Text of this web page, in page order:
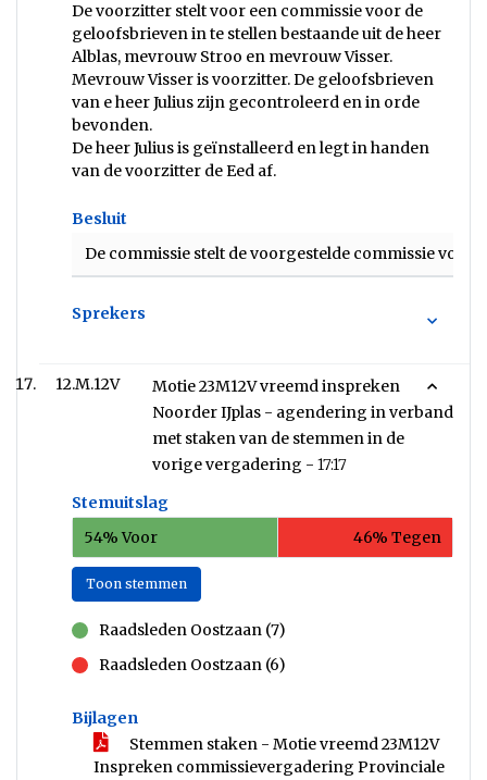
De voorzitter stelt voor een commissie voor de
geloofsbrieven in te stellen bestaande uit de heer
Alblas, mevrouw Stroo en mevrouw Visser.
Mevrouw Visser is voorzitter. De geloofsbrieven
van e heer Julius zijn gecontroleerd en in orde
bevonden.
De heer Julius is geïnstalleerd en legt in handen
van de voorzitter de Eed af.
Besluit
De commissie stelt de voorgestelde commissie voor
Sprekers
12.M.12V
Motie 23M12V vreemd inspreken
Noorder IJplas - agendering in verband
met staken van de stemmen in de
vorige vergadering - 17:17
Stemuitslag
54% Voor
46% Tegen
Toon stemmen
Raadsleden Oostzaan (7)
Raadsleden Oostzaan (6)
Bijlagen
Stemmen staken - Motie vreemd 23M12V
Inspreken commissievergadering Provinciale